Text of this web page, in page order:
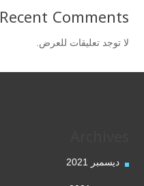
Recent Comments
لا توجد تعليقات للعرض.
ديسمبر 2021